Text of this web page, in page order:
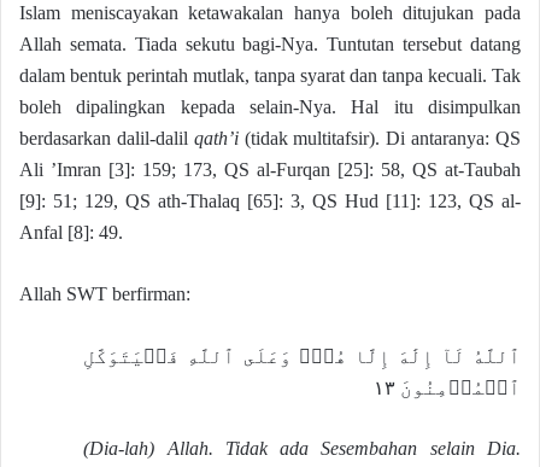
Islam meniscayakan ketawakalan hanya boleh ditujukan pada
Allah semata. Tiada sekutu bagi-Nya. Tuntutan tersebut datang
dalam bentuk perintah mutlak, tanpa syarat dan tanpa kecuali. Tak
boleh dipalingkan kepada selain-Nya. Hal itu disimpulkan
berdasarkan dalil-dalil qath’i (tidak multitafsir). Di antaranya: QS
Ali ’Imran [3]: 159; 173, QS al-Furqan [25]: 58, QS at-Taubah
[9]: 51; 129, QS ath-Thalaq [65]: 3, QS Hud [11]: 123, QS al-
Anfal [8]: 49.
Allah SWT berfirman:
ٱللَّهُ لَآ إِلَٰهَ إِلَّا هُوَۚ وَعَلَى ٱللَّهِ فَلۡيَتَوَكَّلِ
ٱلۡمُؤۡمِنُونَ ١٣
(Dia-lah) Allah. Tidak ada Sesembahan selain Dia.